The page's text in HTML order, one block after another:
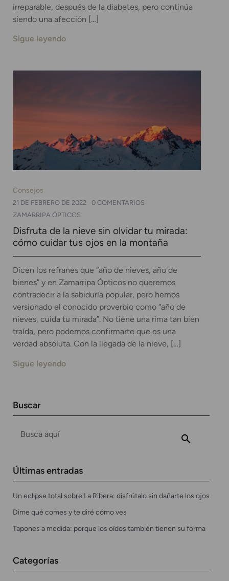
irreparable, después de la diabetes, pero continúa
siendo una afección […]
Sigue leyendo
Consejos
21 DE FEBRERO DE 2022
0 COMENTARIOS
ZAMARRIPA ÓPTICOS
Disfruta de la nieve sin olvidar tu mirada:
cómo cuidar tus ojos en la montaña
Dicen los refranes que “año de nieves, año de
bienes” y en Zamarripa Ópticos no queremos
contradecir a la sabiduría popular, pero hemos
versionado el conocido proverbio como “año de
nieves, cuida tu mirada”. No tiene una rima tan bien
traída, pero podemos confirmarte que es una
verdad absoluta. Con la llegada de la nieve, […]
Sigue leyendo
Buscar
Últimas entradas
Un eclipse total sobre La Ribera: disfrútalo sin dañarte los ojos
Dime qué comes y te diré cómo ves
Tapones a medida: porque los oídos también tienen su forma
Categorías